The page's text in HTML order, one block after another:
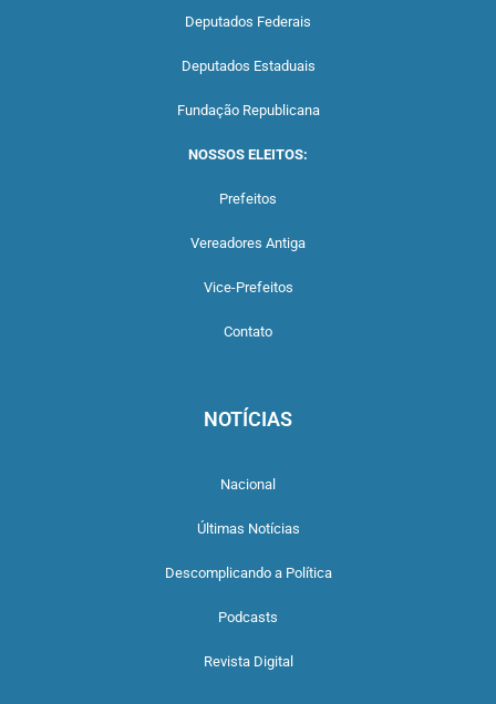
Deputados Federais
Deputados Estaduais
Fundação Republicana
NOSSOS ELEITOS:
Prefeitos
Vereadores Antiga
Vice-Prefeitos
Contato
NOTÍCIAS
Nacional
Últimas Notícias
Descomplicando a Política
Podcasts
Revista Digital